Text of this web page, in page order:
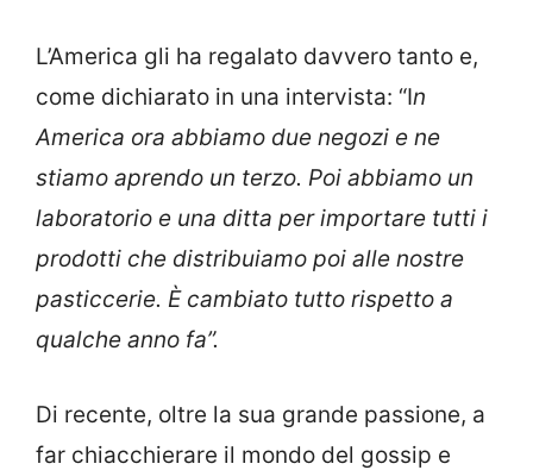
L’America gli ha regalato davvero tanto e,
come dichiarato in una intervista: “In
America ora abbiamo due negozi e ne
stiamo aprendo un terzo. Poi abbiamo un
laboratorio e una ditta per importare tutti i
prodotti che distribuiamo poi alle nostre
pasticcerie. È cambiato tutto rispetto a
qualche anno fa”.
Di recente, oltre la sua grande passione, a
far chiacchierare il mondo del gossip e